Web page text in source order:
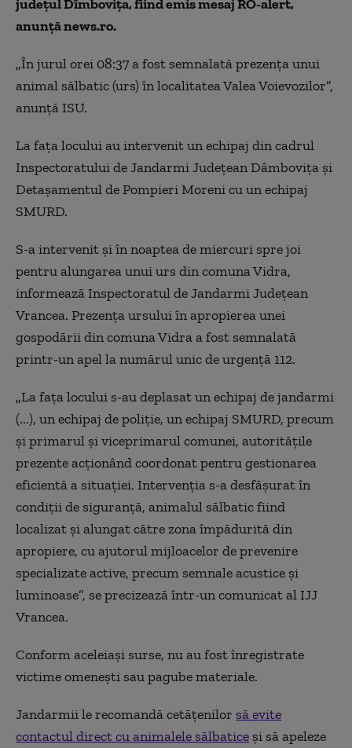
judeţul Dîmboviţa, fiind emis mesaj RO-alert,
anunță news.ro.
„În jurul orei 08:37 a fost semnalată prezenţa unui
animal sălbatic (urs) în localitatea Valea Voievozilor”,
anunţă ISU.
La faţa locului au intervenit un echipaj din cadrul
Inspectoratului de Jandarmi Judeţean Dâmboviţa şi
Detaşamentul de Pompieri Moreni cu un echipaj
SMURD.
S-a intervenit și în noaptea de miercuri spre joi
pentru alungarea unui urs din comuna Vidra,
informează Inspectoratul de Jandarmi Judeţean
Vrancea. Prezenţa ursului în apropierea unei
gospodării din comuna Vidra a fost semnalată
printr-un apel la numărul unic de urgenţă 112.
„La faţa locului s-au deplasat un echipaj de jandarmi
(...), un echipaj de poliţie, un echipaj SMURD, precum
şi primarul şi viceprimarul comunei, autorităţile
prezente acţionând coordonat pentru gestionarea
eficientă a situaţiei. Intervenţia s-a desfăşurat în
condiţii de siguranţă, animalul sălbatic fiind
localizat şi alungat către zona împădurită din
apropiere, cu ajutorul mijloacelor de prevenire
specializate active, precum semnale acustice şi
luminoase”, se precizează într-un comunicat al IJJ
Vrancea.
Conform aceleiaşi surse, nu au fost înregistrate
victime omeneşti sau pagube materiale.
Jandarmii le recomandă cetăţenilor să evite
contactul direct cu animalele sălbatice şi să apeleze